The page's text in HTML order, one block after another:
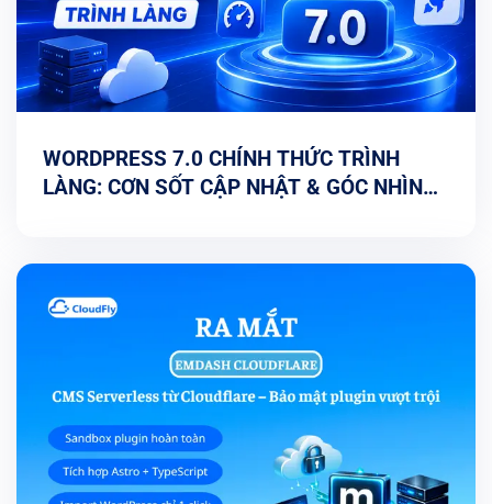
WORDPRESS 7.0 CHÍNH THỨC TRÌNH
LÀNG: CƠN SỐT CẬP NHẬT & GÓC NHÌN